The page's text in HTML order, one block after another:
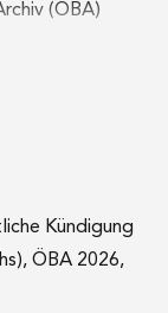
(ÖBA)
Kündigung
ÖBA 2026,